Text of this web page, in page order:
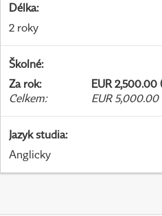
Délka:
2 roky
Školné:
Za rok:
EUR 2,500.00
Celkem: EUR 5,000.00
Jazyk studia:
Anglicky